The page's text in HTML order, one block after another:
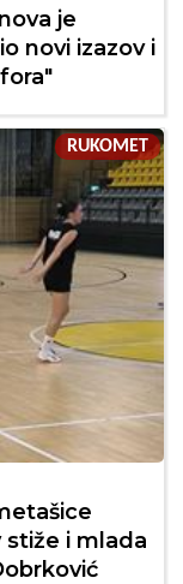
je
novi izazov i
RUKOMET
stiže i mlada